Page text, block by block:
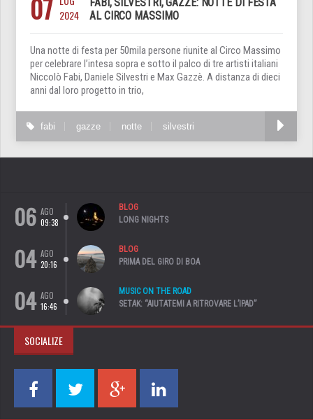
07 2024
AL CIRCO MASSIMO
Una notte di festa per 50mila persone riunite al Circo Massimo
per celebrare l’intesa sopra e sotto il palco di tre artisti italiani
Niccolò Fabi, Daniele Silvestri e Max Gazzè. A distanza di dieci
anni dal loro progetto in trio,
fabi gazze notte silvestri
06 AGO
09:38
BLOG
LONG NIGHTS
04 AGO
20:16
BLOG
PRIMA DEL GIRO DI BOA
04 AGO
16:46
MUSIC ON THE ROAD
SETAK: “AIUTATEMI A RITROVARE L’IPAD”
SOCIALIZE